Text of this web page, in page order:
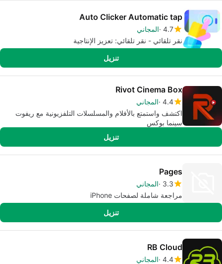
Auto Clicker Automatic tap
4.7 المجاني
نقر تلقائي - نقر تلقائي: تعزيز الإنتاجية
تنزيل
Rivot Cinema Box
4.4 المجاني
اكتشف واستمتع بالأفلام والمسلسلات التلفزيونية مع ريفوت
سينما بوكس
تنزيل
Pages
3.3 المجاني
مراجعة شاملة لصفحات iPhone
تنزيل
RB Cloud
4.4 المجاني